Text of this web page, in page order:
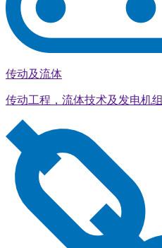
传动及流体
传动工程，流体技术及发电机组